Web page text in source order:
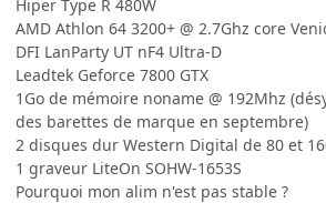
Hiper Type R 480W
AMD Athlon 64 3200+ @ 2.7Ghz core
DFI LanParty UT nF4 Ultra-D
Leadtek Geforce 7800 GTX
1Go de mémoire noname @ 192Mhz
des barettes de marque en septembre)
2 disques dur Western Digital de 80 et
1 graveur LiteOn SOHW-1653S
Pourquoi mon alim n'est pas stable ?